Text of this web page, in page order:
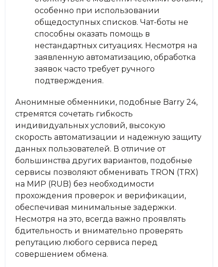
особенно при использовании
общедоступных списков. Чат-боты не
способны оказать помощь в
нестандартных ситуациях. Несмотря на
заявленную автоматизацию, обработка
заявок часто требует ручного
подтверждения.
Анонимные обменники, подобные Barry 24,
стремятся сочетать гибкость
индивидуальных условий, высокую
скорость автоматизации и надежную защиту
данных пользователей. В отличие от
большинства других вариантов, подобные
сервисы позволяют обменивать TRON (TRX)
на МИР (RUB) без необходимости
прохождения проверок и верификации,
обеспечивая минимальные задержки.
Несмотря на это, всегда важно проявлять
бдительность и внимательно проверять
репутацию любого сервиса перед
совершением обмена.